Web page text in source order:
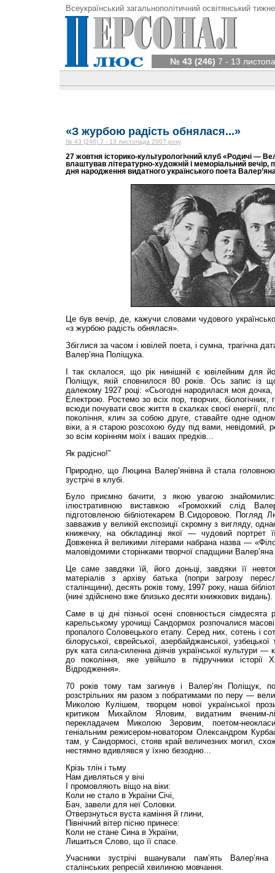
Всеукраїнський загальнополітичний освітянський
№ 43 (246) 7 - 13
«З журбою радість обнялася...»
№ 43 (246) 7 - 13 листопада 2007 року
27 жовтня історико-культурологічний клуб «Родичі —
влаштував літературно-художній і меморіальний вечір,
дня народження видатного українського поета
Це був вечір, де, кажучи словами чудового
«з журбою радість обнялася».
Збіглися за часом і ювілей поета, і сумна, трагічна
Валер’яна Поліщука.
І так склалося, що рік нинішній є ювілейним для
Поліщук, якій сповнилося 80 років. Ось запис із
далекому 1927 році: «Сьогодні народилася моя
Електрою. Ростемо зо всіх пор, творчих,
всюди почувати своє життя в скалках своєї енергії,
покоління, клич за собою друге, ставайте одне
віки, а я старою розсохою буду під вами, невідомий,
зо всім корінням моїх і ваших предків...
Як радісно!”
Природно, що Люцина Валер’янівна й стала
зустрічі в клубі.
Було приємно бачити, з якою увагою
ілюстративною виставкою «Громохкий слід
підготовленою бібліотекарем В.Сидоровою. Погляд
завважив у великій експозиції скромну з вигляду,
книжечку, на обкладинці якої — чудовий портрет
Довженка й великими літерами набрана назва —
маловідомими сторінками творчої спадщини
Це саме завдяки їй, його доньці, завдяки її
матеріалів з архіву батька (попри загрозу
сталінщини), десять років тому, 1997 року, наша
(нині здійснено вже близько десяти книжкових видань).
Саме в ці дні пізньої осені сповнюється сімдесята
карельському урочищі Сандормох розпочалися масові
пропалого Соловецького етапу. Серед них, сотень і
білоруської, єврейської, азербайджанської, узбецької
рук ката сила-силенна діячів української культури
до покоління, яке увійшло в підручники історії
Відродження».
70 років тому там загинув і Валер’ян Поліщук,
розстрільних ям разом з побратимами по перу —
Миколою Кулішем, творцем нової української
критиком Михайлом Яловим, видатним вченим-
перекладачем Миколою Зеровим, поетом-
геніальним режисером-новатором Олександром
там, у Сандормосі, стояв край величезних могил,
нестямно вдивлявся у їхню безодню...
Крізь тлін і тьму
Нам дивляться у вічі
І промовляють віщо на віки:
Коли не стало в України Січі,
Бач, завели для неї Соловки.
Отверзнуться вуста каміння й глини,
Північний вітер пісню принесе:
Коли не стане Сина в України,
Лишиться Слово, що її спасе.
Учасники зустрічі вшанували пам’ять
сталінських репресій хвилиною мовчання.